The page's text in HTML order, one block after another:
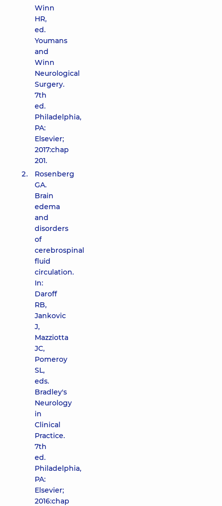
Winn
HR,
ed.
Youmans
and
Winn
Neurological
Surgery.
7th
ed.
Philadelphia,
PA:
Elsevier;
2017:chap
201.
Rosenberg
GA.
Brain
edema
and
disorders
of
cerebrospinal
fluid
circulation.
In:
Daroff
RB,
Jankovic
J,
Mazziotta
JC,
Pomeroy
SL,
eds.
Bradley's
Neurology
in
Clinical
Practice.
7th
ed.
Philadelphia,
PA:
Elsevier;
2016:chap